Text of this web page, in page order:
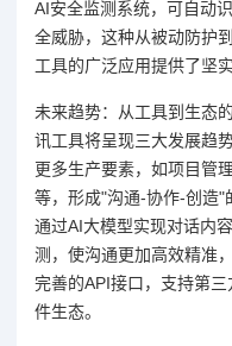
AI安全监测系统，可自动
全威胁，这种从被动防护
工具的广泛应用提供了坚实
未来趋势：从工具到生态
讯工具将呈现三大发展趋
更多生产要素，如项目管
等，形成"沟通-协作-创造"
通过AI大模型实现对话内
测，使沟通更加高效精准
完善的API接口，支持第
件生态。